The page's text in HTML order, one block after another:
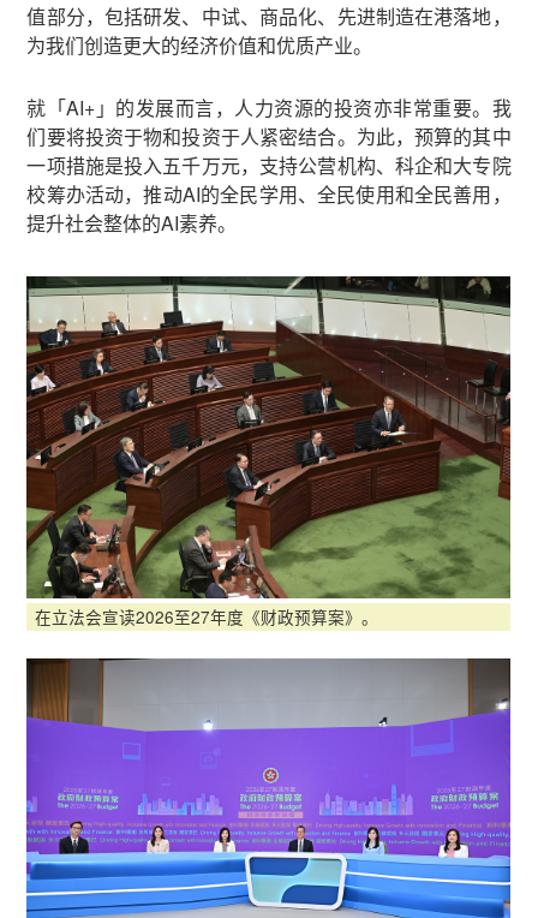
值部分，包括研发、中试、商品化、先进制造在港落地，
为我们创造更大的经济价值和优质产业。
就「AI+」的发展而言，人力资源的投资亦非常重要。我
们要将投资于物和投资于人紧密结合。为此，预算的其中
一项措施是投入五千万元，支持公营机构、科企和大专院
校筹办活动，推动AI的全民学用、全民使用和全民善用，
提升社会整体的AI素养。
在立法会宣读2026至27年度《财政预算案》。